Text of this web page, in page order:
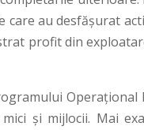
au desfăşurat
profit din
și mijlocii. Mai